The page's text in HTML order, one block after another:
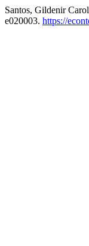
Santos, Gildenir
e020003. https://